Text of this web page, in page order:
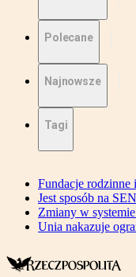
Polecane
Najnowsze
Tagi
Fundacje rodzinne
Jest sposób na
Zmiany w
Unia nakazuje